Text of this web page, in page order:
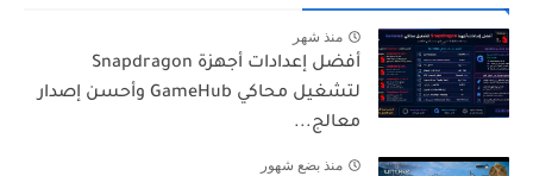
منذ شهر
أفضل إعدادات أجهزة Snapdragon
لتشغيل محاكي GameHub وأحسن إصدار
معالج...
منذ بضع شهور